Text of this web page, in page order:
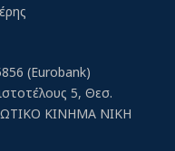
(Eurobank)
5, Θεσ.
ΚΙΝΗΜΑ ΝΙΚΗ